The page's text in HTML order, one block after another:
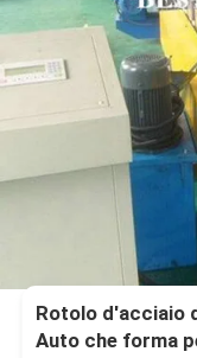
Rotolo d'acciaio
Auto che forma